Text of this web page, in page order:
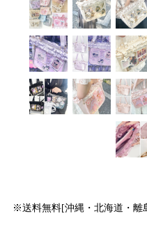
※送料無料[沖縄・北海道・離